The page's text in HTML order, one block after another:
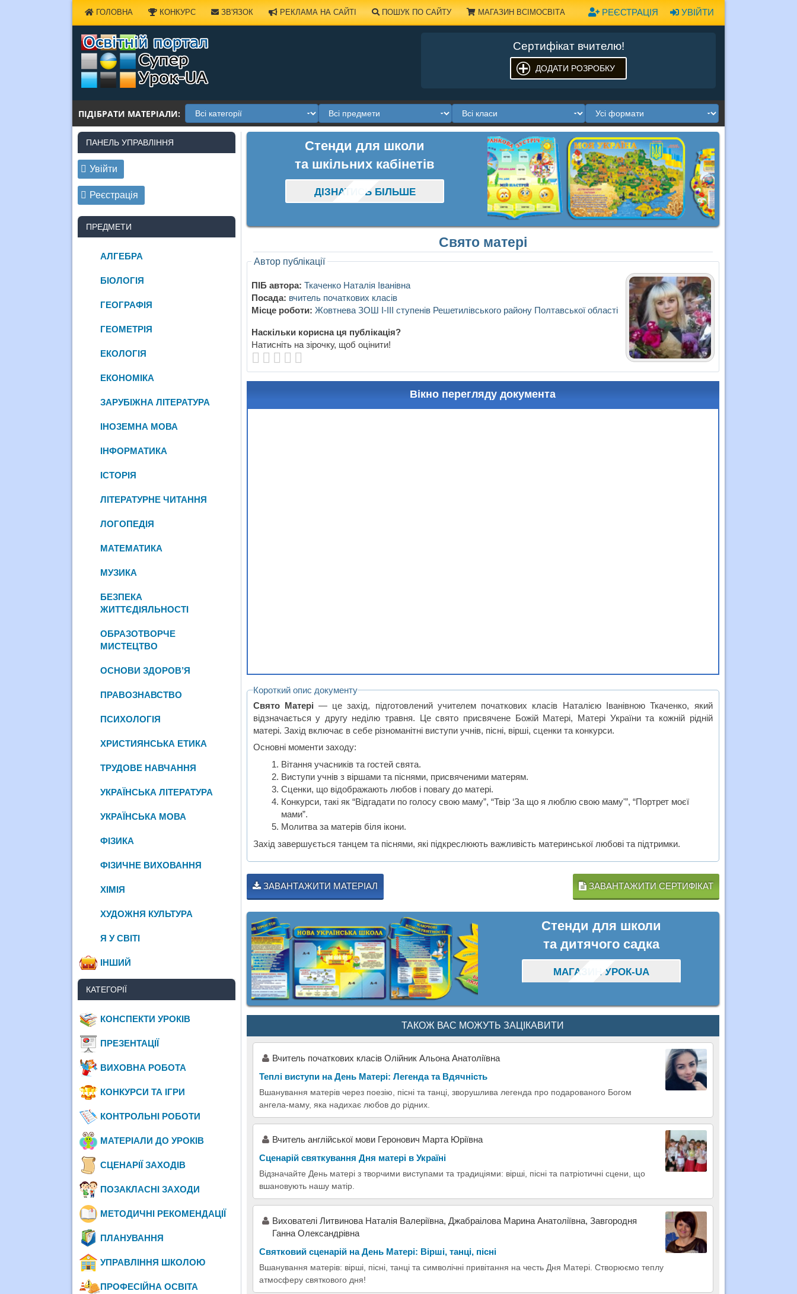
УВІЙТИ
РЕЄСТРАЦІЯ
ГОЛОВНА КОНКУРС ЗВ'ЯЗОК РЕКЛАМА НА САЙТІ ПОШУК ПО САЙТУ МАГАЗИН ВСІМОСВІТА
Сертифікат вчителю!
ДОДАТИ РОЗРОБКУ
ПІДІБРАТИ МАТЕРІАЛИ:
Стенди для школи
та шкільних кабінетів
ДІЗНАТИСЬ БІЛЬШЕ
Свято матері
Автор публікації
ПІБ автора: Ткаченко Наталія Іванівна
Посада: вчитель початкових класів
Місце роботи: Жовтнева ЗОШ І-ІІІ ступенів Решетилівського району Полтавської області
Наскільки корисна ця публікація?
Натисніть на зірочку, щоб оцінити!
Вікно перегляду документа
Короткий опис документу
Свято Матері — це захід, підготовлений учителем початкових класів Наталією Іванівною Ткаченко, який
відзначається у другу неділю травня. Це свято присвячене Божій Матері, Матері України та кожній рідній
матері. Захід включає в себе різноманітні виступи учнів, пісні, вірші, сценки та конкурси.
Основні моменти заходу:
Вітання учасників та гостей свята.
Виступи учнів з віршами та піснями, присвяченими матерям.
Сценки, що відображають любов і повагу до матері.
Конкурси, такі як “Відгадати по голосу свою маму”, “Твір ‘За що я люблю свою маму'”, “Портрет моєї
мами”.
Молитва за матерів біля ікони.
Захід завершується танцем та піснями, які підкреслюють важливість материнської любові та підтримки.
ЗАВАНТАЖИТИ МАТЕРІАЛ ЗАВАНТАЖИТИ СЕРТИФІКАТ
Стенди для школи
та дитячого садка
МАГАЗИН УРОК-UA
ТАКОЖ ВАС МОЖУТЬ ЗАЦІКАВИТИ
Вчитель початкових класів Олійник Альона Анатоліївна
Теплі виступи на День Матері: Легенда та Вдячність
Вшанування матерів через поезію, пісні та танці, зворушлива легенда про подарованого Богом
ангела-маму, яка надихає любов до рідних.
Вчитель англійської мови Геронович Марта Юріївна
Сценарій святкування Дня матері в Україні
Відзначайте День матері з творчими виступами та традиціями: вірші, пісні та патріотичні сцени, що
вшановують нашу матір.
Вихователі Литвинова Наталія Валеріївна, Джабраілова Марина Анатоліївна, Завгородня
Ганна Олександрівна
Святковий сценарій на День Матері: Вірші, танці, пісні
Вшанування матерів: вірші, пісні, танці та символічні привітання на честь Дня Матері. Створюємо теплу
атмосферу святкового дня!
ПАНЕЛЬ УПРАВЛІННЯ
Увійти
Реєстрація
ПРЕДМЕТИ
АЛГЕБРА
БІОЛОГІЯ
ГЕОГРАФІЯ
ГЕОМЕТРІЯ
ЕКОЛОГІЯ
ЕКОНОМІКА
ЗАРУБІЖНА ЛІТЕРАТУРА
ІНОЗЕМНА МОВА
ІНФОРМАТИКА
ІСТОРІЯ
ЛІТЕРАТУРНЕ ЧИТАННЯ
ЛОГОПЕДІЯ
МАТЕМАТИКА
МУЗИКА
БЕЗПЕКА
ЖИТТЄДІЯЛЬНОСТІ
ОБРАЗОТВОРЧЕ
МИСТЕЦТВО
ОСНОВИ ЗДОРОВ’Я
ПРАВОЗНАВСТВО
ПСИХОЛОГІЯ
ХРИСТИЯНСЬКА ЕТИКА
ТРУДОВЕ НАВЧАННЯ
УКРАЇНСЬКА ЛІТЕРАТУРА
УКРАЇНСЬКА МОВА
ФІЗИКА
ФІЗИЧНЕ ВИХОВАННЯ
ХІМІЯ
ХУДОЖНЯ КУЛЬТУРА
Я У СВІТІ
ІНШИЙ
КАТЕГОРІЇ
КОНСПЕКТИ УРОКІВ
ПРЕЗЕНТАЦІЇ
ВИХОВНА РОБОТА
КОНКУРСИ ТА ІГРИ
КОНТРОЛЬНІ РОБОТИ
МАТЕРІАЛИ ДО УРОКІВ
СЦЕНАРІЇ ЗАХОДІВ
ПОЗАКЛАСНІ ЗАХОДИ
МЕТОДИЧНІ РЕКОМЕНДАЦІЇ
ПЛАНУВАННЯ
УПРАВЛІННЯ ШКОЛОЮ
ПРОФЕСІЙНА ОСВІТА